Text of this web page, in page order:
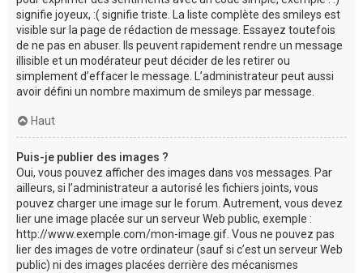
signifie joyeux, :( signifie triste. La liste complète des smileys est
visible sur la page de rédaction de message. Essayez toutefois
de ne pas en abuser. Ils peuvent rapidement rendre un message
illisible et un modérateur peut décider de les retirer ou
simplement d’effacer le message. L’administrateur peut aussi
avoir défini un nombre maximum de smileys par message.
Haut
Puis-je publier des images ?
Oui, vous pouvez afficher des images dans vos messages. Par
ailleurs, si l’administrateur a autorisé les fichiers joints, vous
pouvez charger une image sur le forum. Autrement, vous devez
lier une image placée sur un serveur Web public, exemple :
http://www.exemple.com/mon-image.gif. Vous ne pouvez pas
lier des images de votre ordinateur (sauf si c’est un serveur Web
public) ni des images placées derrière des mécanismes